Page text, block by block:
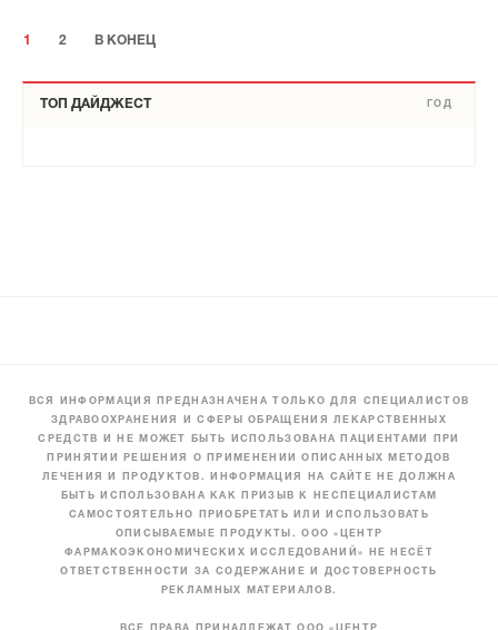
1 2 В КОНЕЦ
ТОП ДАЙДЖЕСТ ГОД
ВСЯ ИНФОРМАЦИЯ ПРЕДНАЗНАЧЕНА ТОЛЬКО ДЛЯ СПЕЦИАЛИСТОВ
ЗДРАВООХРАНЕНИЯ И СФЕРЫ ОБРАЩЕНИЯ ЛЕКАРСТВЕННЫХ
СРЕДСТВ И НЕ МОЖЕТ БЫТЬ ИСПОЛЬЗОВАНА ПАЦИЕНТАМИ ПРИ
ПРИНЯТИИ РЕШЕНИЯ О ПРИМЕНЕНИИ ОПИСАННЫХ МЕТОДОВ
ЛЕЧЕНИЯ И ПРОДУКТОВ. ИНФОРМАЦИЯ НА САЙТЕ НЕ ДОЛЖНА
БЫТЬ ИСПОЛЬЗОВАНА КАК ПРИЗЫВ К НЕСПЕЦИАЛИСТАМ
САМОСТОЯТЕЛЬНО ПРИОБРЕТАТЬ ИЛИ ИСПОЛЬЗОВАТЬ
ОПИСЫВАЕМЫЕ ПРОДУКТЫ. ООО «ЦЕНТР
ФАРМАКОЭКОНОМИЧЕСКИХ ИССЛЕДОВАНИЙ» НЕ НЕСЁТ
ОТВЕТСТВЕННОСТИ ЗА СОДЕРЖАНИЕ И ДОСТОВЕРНОСТЬ
РЕКЛАМНЫХ МАТЕРИАЛОВ.